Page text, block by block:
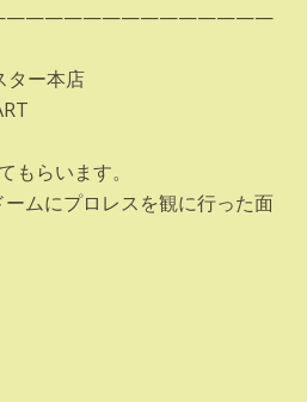
ター本店
もらいます。
ムにプロレスを観に行った面